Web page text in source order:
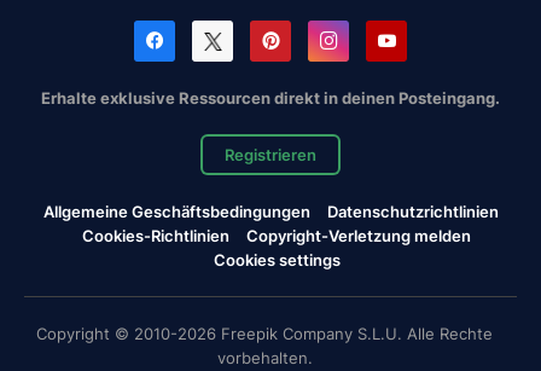
Erhalte exklusive Ressourcen direkt in deinen Posteingang.
Registrieren
Allgemeine Geschäftsbedingungen
Datenschutzrichtlinien
Cookies-Richtlinien
Copyright-Verletzung melden
Cookies settings
Copyright © 2010-2026 Freepik Company S.L.U. Alle Rechte
vorbehalten.